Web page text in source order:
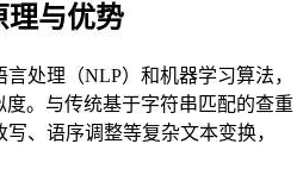
理与优势
处理（NLP）和机器学习算法，
。与传统基于字符串匹配的查重
、语序调整等复杂文本变换，